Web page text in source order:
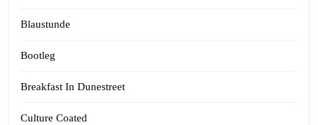
Blaustunde
Bootleg
Breakfast In Dunestreet
Culture Coated